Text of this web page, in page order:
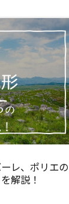
レ、ポリエの
解説！